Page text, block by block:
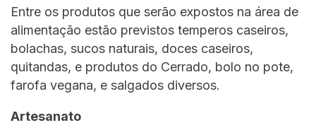
Entre os produtos que serão expostos na área de
alimentação estão previstos temperos caseiros,
bolachas, sucos naturais, doces caseiros,
quitandas, e produtos do Cerrado, bolo no pote,
farofa vegana, e salgados diversos.
Artesanato